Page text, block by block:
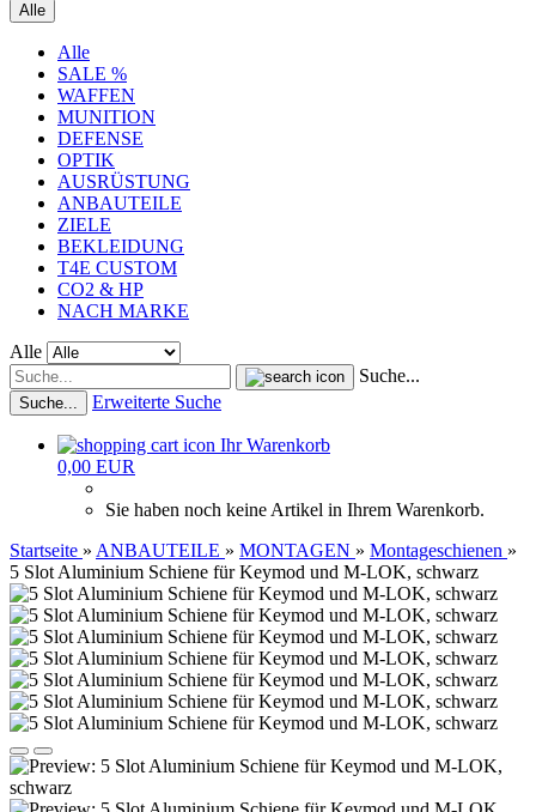
Alle
Alle
SALE %
WAFFEN
MUNITION
DEFENSE
OPTIK
AUSRÜSTUNG
ANBAUTEILE
ZIELE
BEKLEIDUNG
T4E CUSTOM
CO2 & HP
NACH MARKE
Alle
Suche...
Suche... Erweiterte Suche
Ihr Warenkorb
0,00 EUR
Sie haben noch keine Artikel in Ihrem Warenkorb.
Startseite » ANBAUTEILE » MONTAGEN » Montageschienen »
5 Slot Aluminium Schiene für Keymod und M-LOK, schwarz